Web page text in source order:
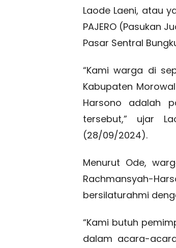
Laode Laeni, atau
PAJERO (Pasukan
Pasar Sentral
“Kami warga di
Kabupaten
Harsono adalah
tersebut,” ujar
(28/09/2024).
Menurut Ode,
Rachmansyah-
bersilaturahmi
“Kami butuh
dalam acara-